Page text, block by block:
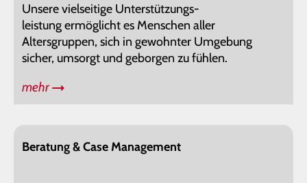
Unsere vielseitige Unterstützungs-
leistung ermöglicht es Menschen aller
Altersgruppen, sich in gewohnter Umgebung
sicher, umsorgt und geborgen zu fühlen.
mehr
Beratung & Case Management